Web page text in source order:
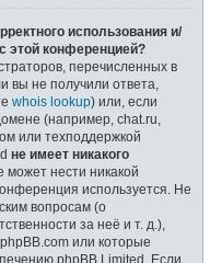
использования и/
этой конференцией?
перечисленных в
вы не получили ответа,
whois lookup) или, если
(например, chat.ru,
или техподдержкой
не имеет никакого
может нести никакой
используется. Не
вопросам (о
за неё и т. д.),
phpBB.com или которые
phpBB Limited. Если